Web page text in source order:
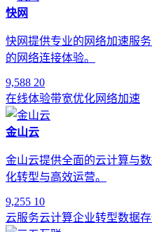
快网
快网提供专业的网络加速服
的网络连接体验。
9,588 20
在线体验带宽优化网络加速
金山云
金山云提供全面的云计算与
化转型与高效运营。
9,255 10
云服务云计算企业转型数据